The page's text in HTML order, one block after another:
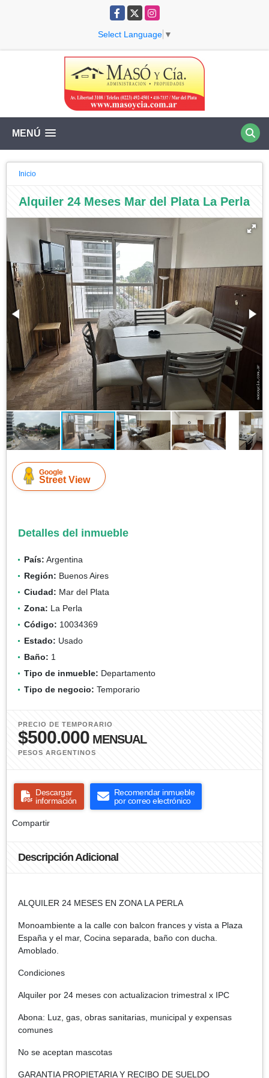
Facebook
X Instagram
Select Language ▼
MENÚ
Inicio
Alquiler 24 Meses Mar del Plata La Perla
Google
Street View
Detalles del inmueble
País: Argentina
Región: Buenos Aires
Ciudad: Mar del Plata
Zona: La Perla
Código: 10034369
Estado: Usado
Baño: 1
Tipo de inmueble: Departamento
Tipo de negocio: Temporario
PRECIO DE TEMPORARIO
$500.000 MENSUAL
PESOS ARGENTINOS
Descargar
información
Recomendar inmueble
por correo electrónico
Compartir
Descripción Adicional
ALQUILER 24 MESES EN ZONA LA PERLA
Monoambiente a la calle con balcon frances y vista a Plaza
España y el mar, Cocina separada, baño con ducha.
Amoblado.
Condiciones
Alquiler por 24 meses con actualizacion trimestral x IPC
Abona: Luz, gas, obras sanitarias, municipal y expensas
comunes
No se aceptan mascotas
GARANTIA PROPIETARIA Y RECIBO DE SUELDO